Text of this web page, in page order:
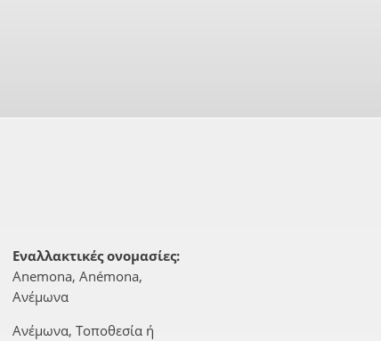
Εναλλακτικές ονομασίες:
Anemona, Anémona,
Ανέμωνα
Ανέμωνα, Τοποθεσία ή